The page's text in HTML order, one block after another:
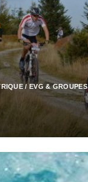
/ EVG & GROUPES